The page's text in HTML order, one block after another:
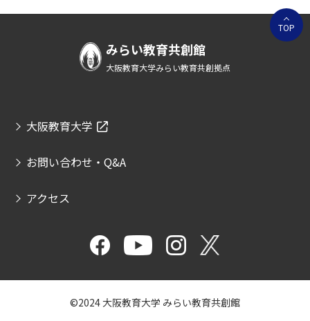
TOP
みらい教育共創館
大阪教育大学みらい教育共創拠点
大阪教育大学
お問い合わせ・Q&A
アクセス
©2024 大阪教育大学 みらい教育共創館